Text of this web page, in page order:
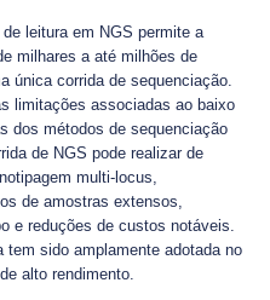
leitura em NGS permite a
milhares a até milhões de
única corrida de sequenciação.
limitações associadas ao baixo
dos métodos de sequenciação
de NGS pode realizar de
multi-locus,
de amostras extensos,
e reduções de custos notáveis.
tem sido amplamente adotada no
alto rendimento.